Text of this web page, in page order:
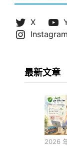
X
Instagram
最新文章
2026